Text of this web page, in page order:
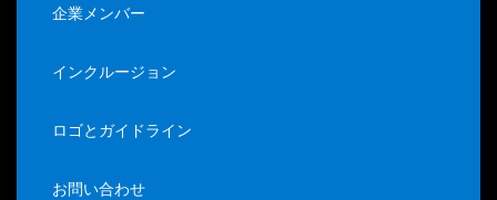
企業メンバー
インクルージョン
ロゴとガイドライン
お問い合わせ